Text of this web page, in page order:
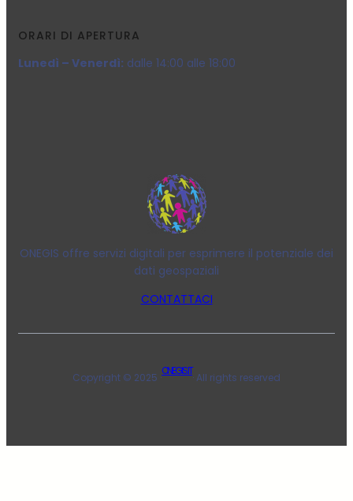
ORARI DI APERTURA
Lunedì – Venerdì: dalle 14:00 alle 18:00
ONEGIS offre servizi digitali per esprimere il potenziale dei
dati geospaziali
CONTATTACI
Copyright © 2025 ·ONEGIS.IT· All rights reserved